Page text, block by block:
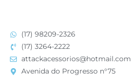
(17) 98209-2326
(17) 3264-2222
attackacessorios@hotmail.com
Avenida do Progresso n°75